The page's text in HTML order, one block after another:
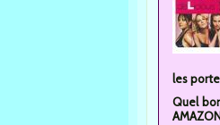
les
Quel